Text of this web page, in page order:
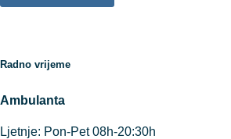
Radno vrijeme
Ambulanta
Ljetnje: Pon-Pet 08h-20:30h